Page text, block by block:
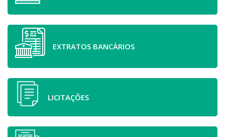
EXTRATOS BANCÁRIOS
LICITAÇÕES